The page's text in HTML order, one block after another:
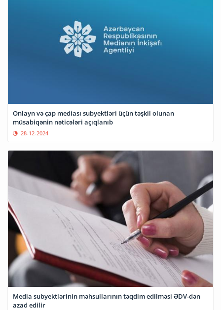
Onlayn və çap mediası subyektləri üçün təşkil olunan
müsabiqənin nəticələri açıqlanıb
28-12-2024
Media subyektlərinin məhsullarının təqdim edilməsi ƏDV-dən
azad edilir